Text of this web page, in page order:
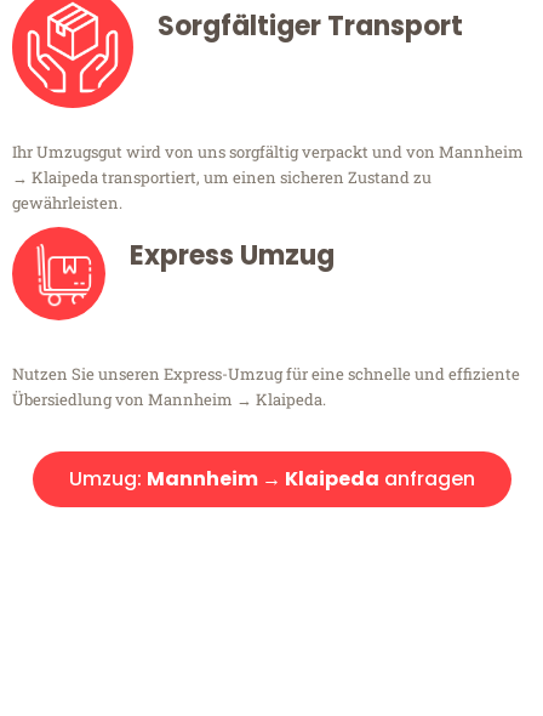
Sorgfältiger Transport
Ihr Umzugsgut wird von uns sorgfältig verpackt und von Mannheim
→ Klaipeda transportiert, um einen sicheren Zustand zu
gewährleisten.
Express Umzug
Nutzen Sie unseren Express-Umzug für eine schnelle und effiziente
Übersiedlung von Mannheim → Klaipeda.
Umzug: Mannheim → Klaipeda anfragen